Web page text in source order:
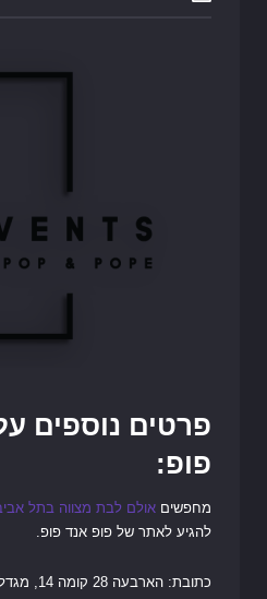
פרטים נוספים
פופ:
מחפשים אולם לבת מצווה בתל
להגיע לאתר של פופ אנד פופ.
כתובת: הארבעה 28 קומה 14, מגדל צפוני תל אביב.